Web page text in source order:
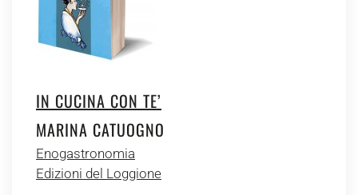
IN CUCINA CON TE’
MARINA CATUOGNO
Enogastronomia
Edizioni del Loggione